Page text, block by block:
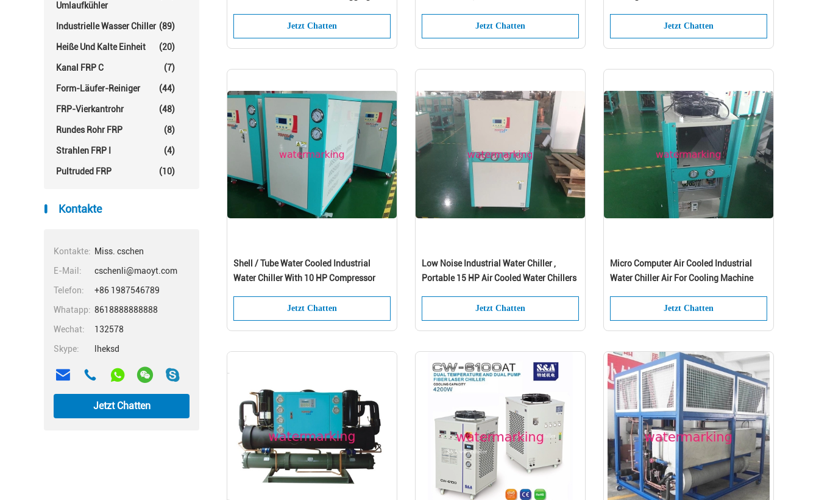
Umlaufkühler
Industrielle Wasser Chiller (89)
Heiße Und Kalte Einheit (20)
Kanal FRP C (7)
Form-Läufer-Reiniger (44)
FRP-Vierkantrohr (48)
Rundes Rohr FRP (8)
Strahlen FRP I (4)
Pultruded FRP (10)
Kontakte
Kontakte: Miss. cschen
E-Mail:
cschenli@maoyt.com
Telefon:
+86 1987546789
Whatapp: 8618888888888
Wechat:
132578
Skype:
lheksd
Jetzt Chatten
Jetzt Chatten Jetzt Chatten Jetzt Chatten
Shell / Tube Water Cooled Industrial
Water Chiller With 10 HP Compressor
Jetzt Chatten
Low Noise Industrial Water Chiller ,
Portable 15 HP Air Cooled Water Chillers
Jetzt Chatten
Micro Computer Air Cooled Industrial
Water Chiller Air For Cooling Machine
Jetzt Chatten